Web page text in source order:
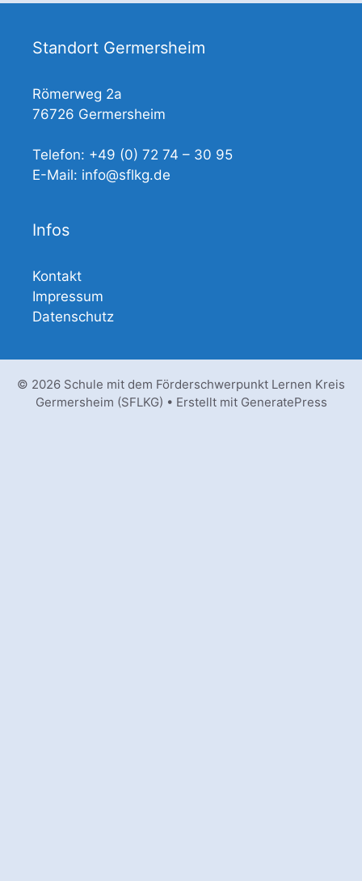
Standort Germersheim
Römerweg 2a
76726 Germersheim
Telefon: +49 (0) 72 74 – 30 95
E-Mail: info@sflkg.de
Infos
Kontakt
Impressum
Datenschutz
© 2026 Schule mit dem Förderschwerpunkt Lernen Kreis
Germersheim (SFLKG) • Erstellt mit GeneratePress